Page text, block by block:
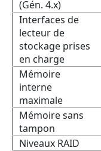
(Gén. 4.x)
Interfaces de
lecteur de
stockage prises
en charge
Mémoire
interne
maximale
Mémoire sans
tampon
Niveaux RAID